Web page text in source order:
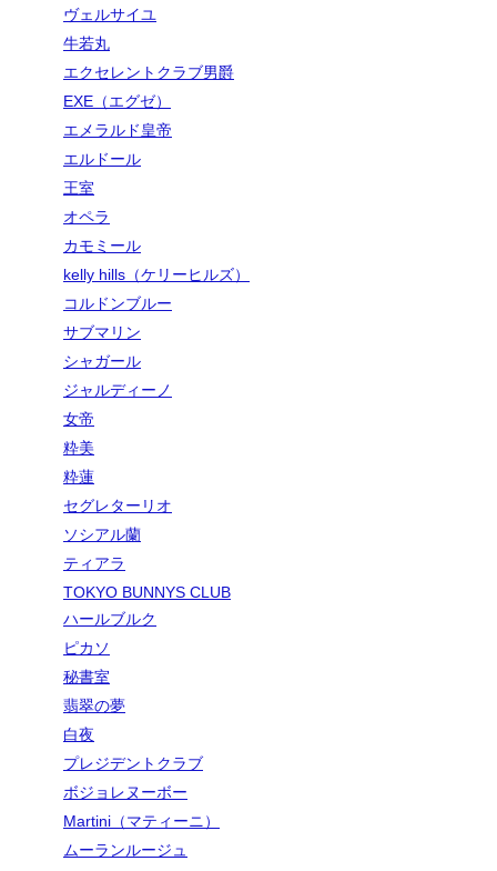
ヴェルサイユ
牛若丸
エクセレントクラブ男爵
EXE（エグゼ）
エメラルド皇帝
エルドール
王室
オペラ
カモミール
kelly hills（ケリーヒルズ）
コルドンブルー
サブマリン
シャガール
ジャルディーノ
女帝
粋美
粋蓮
セグレターリオ
ソシアル蘭
ティアラ
TOKYO BUNNYS CLUB
ハールブルク
ピカソ
秘書室
翡翠の夢
白夜
プレジデントクラブ
ボジョレヌーボー
Martini（マティーニ）
ムーランルージュ